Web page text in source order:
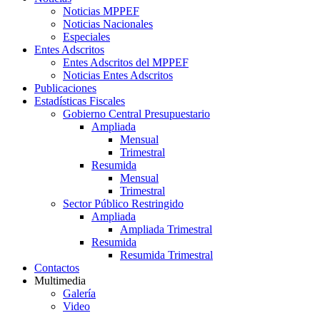
Noticias MPPEF
Noticias Nacionales
Especiales
Entes Adscritos
Entes Adscritos del MPPEF
Noticias Entes Adscritos
Publicaciones
Estadísticas Fiscales
Gobierno Central Presupuestario
Ampliada
Mensual
Trimestral
Resumida
Mensual
Trimestral
Sector Público Restringido
Ampliada
Ampliada Trimestral
Resumida
Resumida Trimestral
Contactos
Multimedia
Galería
Video